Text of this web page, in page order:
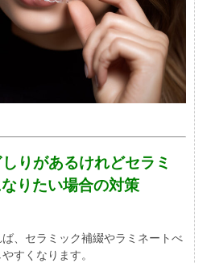
りがあるけれどセラミ
りたい場合の対策
、セラミック補綴やラミネートべ
すくなります。